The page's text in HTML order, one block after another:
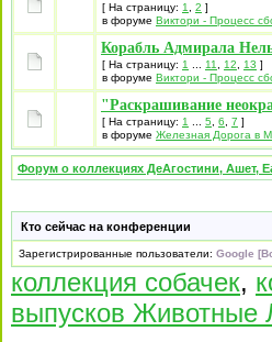
[ На страницу: 1 2 ]
в форуме Виктори - Процесс
Корабль Адмирала
[ На страницу: 1 11 12 13 ]
в форуме Виктори - Процесс
"Раскрашивание
[ На страницу: 1 5 6 7 ]
в форуме Железная Дорога в
Форум о коллекциях ДеАгостини, Ашет,
Кто сейчас на конференции
Зарегистрированные пользователи: Google
коллекция собачек,
выпусков Животные